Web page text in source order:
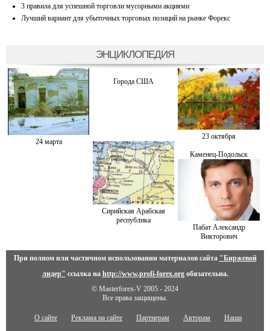
3 правила для успешной торговли мусорными акциями
Лучший вариант для убыточных торговых позиций на рынке Форекс
ЭНЦИКЛОПЕДИЯ
24 марта
Города США
23 октября
Сирийская Арабская
республика
Каменец-Подольск
Пабат Александр
Викторович
При полном или частичном использовании материалов сайта "Биржевой
лидер" ссылка на http://www.profi-forex.orgобязательна.
© Masterforex-V 2005 - 2024
Все права защищены.
О сайте Реклама на сайте Партнерам Авторам Наши